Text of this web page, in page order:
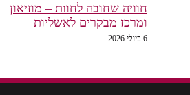
חוויה שחובה לחוות – מוזיאון
ומרכז מבקרים לאשליות
6 ביולי 2026